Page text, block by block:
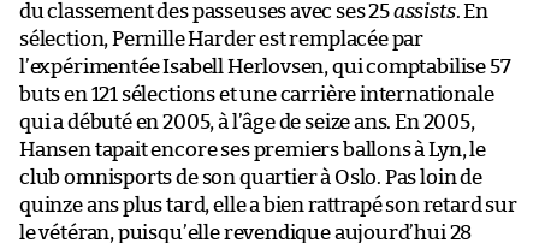
du classement des passeuses avec ses 25assists. En
sélection, Pernille Harder est remplacée par
l’expérimentée Isabell Herlovsen, qui comptabilise 57
buts en 121 sélections et une carrière internationale
qui a débuté en 2005, à l’âge de seize ans. En 2005,
Hansen tapait encore ses premiers ballons à Lyn, le
club omnisports de son quartier à Oslo. Pas loin de
quinze ans plus tard, elle a bien rattrapé son retard sur
le vétéran, puisqu’elle revendique aujourd’hui 28